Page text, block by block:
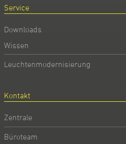
Service
Downloads
Wissen
Leuchtenmodernisierung
Kontakt
Zentrale
Büroteam